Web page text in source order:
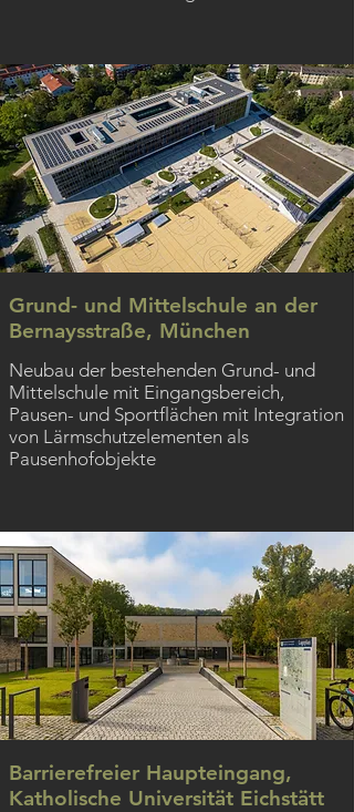
Neubau der bestehenden Grund- und
Mittelschule mit Eingangsbereich,
Pausen- und Sportflächen mit Integration
von Lärmschutzelementen als
Pausenhofobjekte
Grund- und Mittelschule an der
Bernaysstraße, München
Barrierefreier Haupteingang,
Katholische Universität Eichstätt